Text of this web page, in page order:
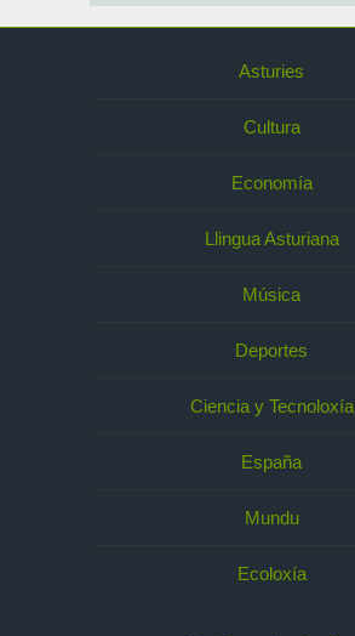
Asturies
Cultura
Economía
Llingua Asturiana
Música
Deportes
Ciencia y Tecnoloxía
España
Mundu
Ecoloxía